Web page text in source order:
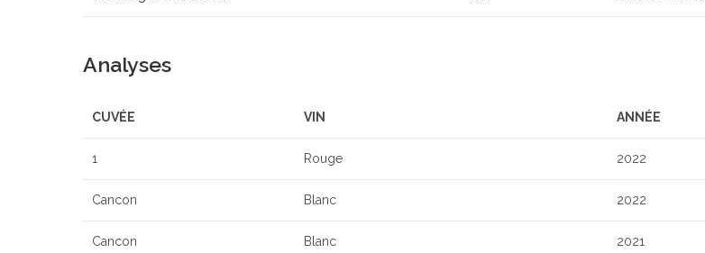
Analyses
CUVÉE VIN ANNÉE
1 Rouge 2022
Cancon Blanc 2022
Cancon Blanc 2021